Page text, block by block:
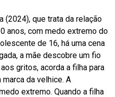
(2024), que trata da relação
anos, com medo extremo do
de 16, há uma cena
a mãe descobre um fio
gritos, acorda a filha para
da velhice. A
extremo. Quando a filha